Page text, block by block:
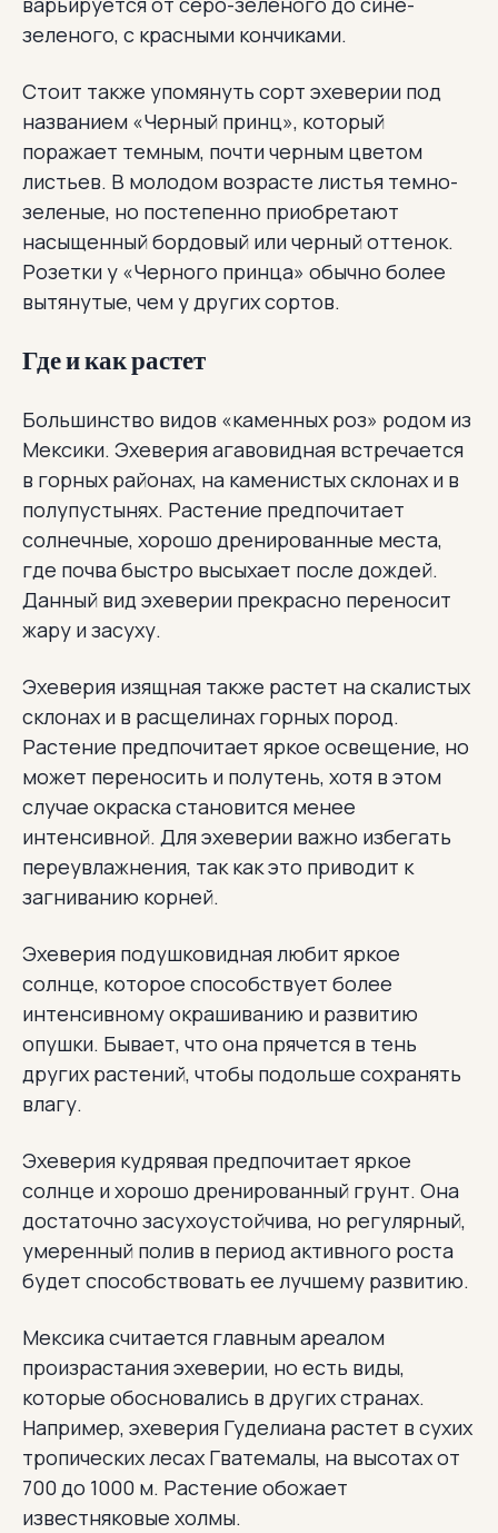
зеленого, с красными кончиками.
Стоит также упомянуть сорт эхеверии под
названием «Черный принц», который
поражает темным, почти черным цветом
листьев. В молодом возрасте листья темно-
зеленые, но постепенно приобретают
насыщенный бордовый или черный оттенок.
Розетки у «Черного принца» обычно более
вытянутые, чем у других сортов.
Где и как растет
Большинство видов «каменных роз» родом из
Мексики. Эхеверия агавовидная встречается
в горных районах, на каменистых склонах и в
полупустынях. Растение предпочитает
солнечные, хорошо дренированные места,
где почва быстро высыхает после дождей.
Данный вид эхеверии прекрасно переносит
жару и засуху.
Эхеверия изящная также растет на скалистых
склонах и в расщелинах горных пород.
Растение предпочитает яркое освещение, но
может переносить и полутень, хотя в этом
случае окраска становится менее
интенсивной. Для эхеверии важно избегать
переувлажнения, так как это приводит к
загниванию корней.
Эхеверия подушковидная любит яркое
солнце, которое способствует более
интенсивному окрашиванию и развитию
опушки. Бывает, что она прячется в тень
других растений, чтобы подольше сохранять
влагу.
Эхеверия кудрявая предпочитает яркое
солнце и хорошо дренированный грунт. Она
достаточно засухоустойчива, но регулярный,
умеренный полив в период активного роста
будет способствовать ее лучшему развитию.
Мексика считается главным ареалом
произрастания эхеверии, но есть виды,
которые обосновались в других странах.
Например, эхеверия Гуделиана растет в сухих
тропических лесах Гватемалы, на высотах от
700 до 1000 м. Растение обожает
известняковые холмы.